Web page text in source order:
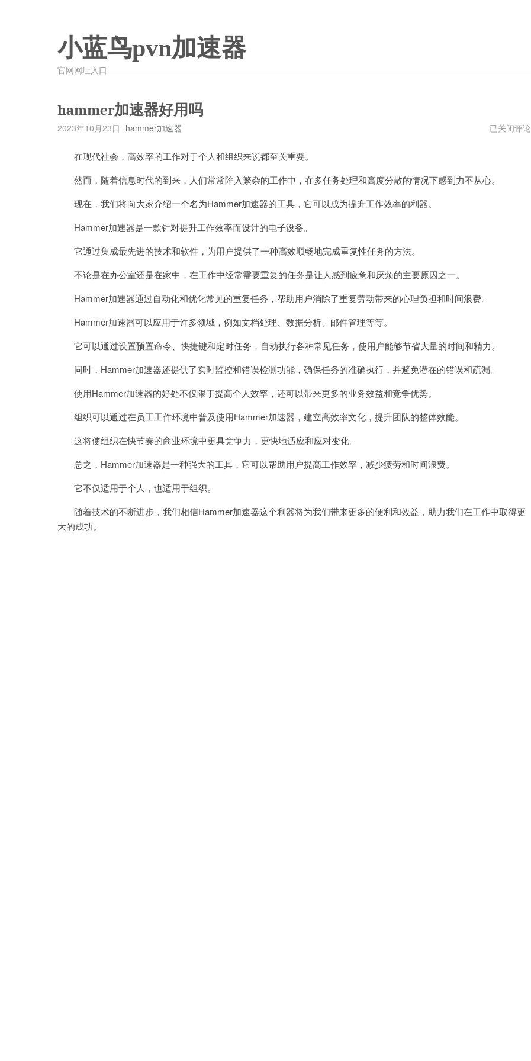
小蓝鸟pvn加速器
官网网址入口
hammer加速器好用吗
2023年10月23日 hammer加速器
hammer
吗
已关闭评论
在现代社会，高效率的工作对于个人和组织来说都至关重要。
然而，随着信息时代的到来，人们常常陷入繁杂的工作中，在多任务处理和高度分散的情况下感到力不从心。
现在，我们将向大家介绍一个名为Hammer加速器的工具，它可以成为提升工作效率的利器。
Hammer加速器是一款针对提升工作效率而设计的电子设备。
它通过集成最先进的技术和软件，为用户提供了一种高效顺畅地完成重复性任务的方法。
不论是在办公室还是在家中，在工作中经常需要重复的任务是让人感到疲惫和厌烦的主要原因之一。
Hammer加速器通过自动化和优化常见的重复任务，帮助用户消除了重复劳动带来的心理负担和时间浪费。
Hammer加速器可以应用于许多领域，例如文档处理、数据分析、邮件管理等等。
它可以通过设置预置命令、快捷键和定时任务，自动执行各种常见任务，使用户能够节省大量的时间和精力。
同时，Hammer加速器还提供了实时监控和错误检测功能，确保任务的准确执行，并避免潜在的错误和疏漏。
使用Hammer加速器的好处不仅限于提高个人效率，还可以带来更多的业务效益和竞争优势。
组织可以通过在员工工作环境中普及使用Hammer加速器，建立高效率文化，提升团队的整体效能。
这将使组织在快节奏的商业环境中更具竞争力，更快地适应和应对变化。
总之，Hammer加速器是一种强大的工具，它可以帮助用户提高工作效率，减少疲劳和时间浪费。
它不仅适用于个人，也适用于组织。
随着技术的不断进步，我们相信Hammer加速器这个利器将为我们带来更多的便利和效益，助力我们在工作中取得更
大的成功。